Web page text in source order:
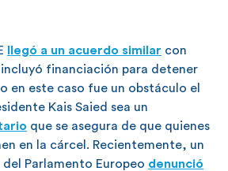
llegó a un acuerdo similar con
financiación para detener
en este caso fue un obstáculo el
Kais Saied sea un
que se asegura de que quienes
en la cárcel. Recientemente, un
Parlamento Europeo denunció